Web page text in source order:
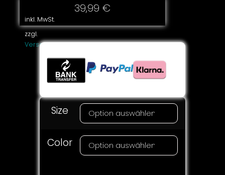
39,99 €
inkl. MwSt.
zzgl.
Versandkosten
Size
Color